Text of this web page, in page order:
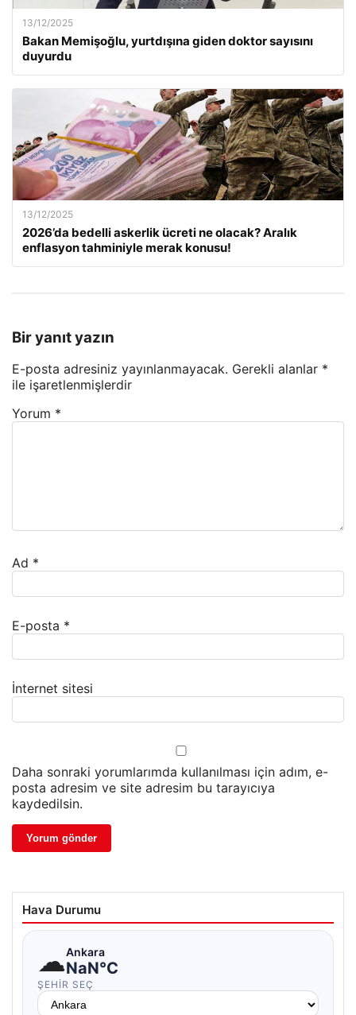
13/12/2025
Bakan Memişoğlu, yurtdışına giden doktor sayısını
duyurdu
13/12/2025
2026’da bedelli askerlik ücreti ne olacak? Aralık
enflasyon tahminiyle merak konusu!
Bir yanıt yazın
E-posta adresiniz yayınlanmayacak. Gerekli alanlar *
ile işaretlenmişlerdir
Yorum *
Ad *
E-posta *
İnternet sitesi
Daha sonraki yorumlarımda kullanılması için adım, e-
posta adresim ve site adresim bu tarayıcıya
kaydedilsin.
Hava Durumu
☁Ankara
NaN°C
ŞEHIR SEÇ